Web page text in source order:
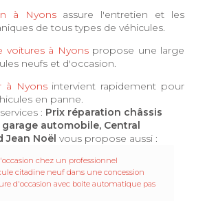
à Nyonsassure l'entretien et les
de tous types de véhicules.
voitures à Nyonspropose une large
neufs et d'occasion.
à Nyonsintervient rapidement pour
en panne.
: Prix réparation châssis
automobile, Central
Jean Noël vous propose aussi :
chez un professionnel
citadine neuf dans une concession
d'occasion avec boite automatique pas